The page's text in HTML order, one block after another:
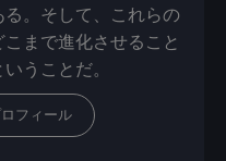
る。そして、これらの
まで進化させること
うことだ。
フィール